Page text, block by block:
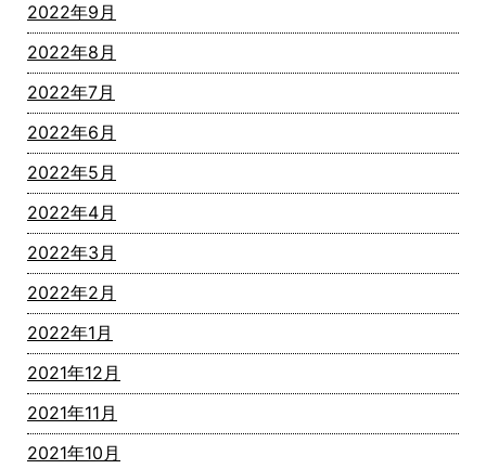
2022年9月
2022年8月
2022年7月
2022年6月
2022年5月
2022年4月
2022年3月
2022年2月
2022年1月
2021年12月
2021年11月
2021年10月